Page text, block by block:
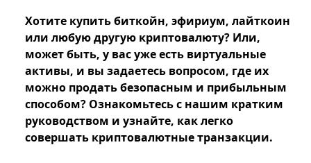
Хотите купить биткойн, эфириум, лайткоин
или любую другую криптовалюту? Или,
может быть, у вас уже есть виртуальные
активы, и вы задаетесь вопросом, где их
можно продать безопасным и прибыльным
способом? Ознакомьтесь с нашим кратким
руководством и узнайте, как легко
совершать криптовалютные транзакции.